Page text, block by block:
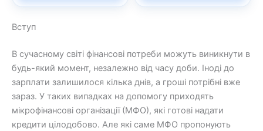
Вступ
В сучасному світі фінансові потреби можуть виникнути в
будь-який момент, незалежно від часу доби. Іноді до
зарплати залишилося кілька днів, а гроші потрібні вже
зараз. У таких випадках на допомогу приходять
мікрофінансові організації (МФО), які готові надати
кредити цілодобово. Але які саме МФО пропонують